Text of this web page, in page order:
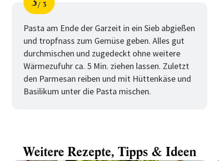
Schritt
von
3
Pasta am Ende der Garzeit in ein Sieb abgießen
und tropfnass zum Gemüse geben. Alles gut
durchmischen und zugedeckt ohne weitere
Wärmezufuhr ca. 5 Min. ziehen lassen. Zuletzt
den Parmesan reiben und mit Hüttenkäse und
Basilikum unter die Pasta mischen.
Weitere Rezepte, Tipps & Ideen